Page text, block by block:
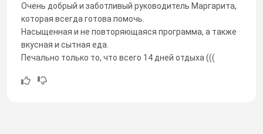
Очень добрый и заботливый руководитель Маргарита,
которая всегда готова помочь.
Насыщенная и не повторяющаяся программа, а также
вкусная и сытная еда.
Печально только то, что всего 14 дней отдыха (((